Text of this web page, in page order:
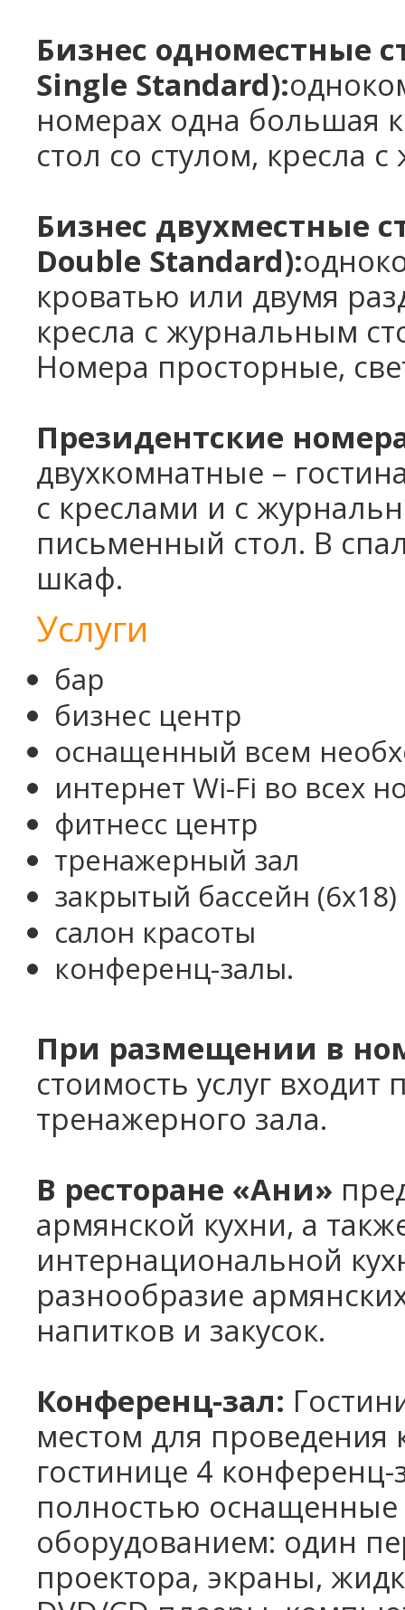
Бизнес одноместные
Single Standard):
номерах одна большая
стол со стулом, кресла
Бизнес двухместные
Double Standard):
кроватью или двумя
кресла с журнальным
Номера просторные,
Президентские
двухкомнатные –
с креслами и с
письменный стол. В
шкаф.
Услуги
бар
бизнес центр
оснащенный всем
интернет Wi-Fi во всех
фитнесс центр
тренажерный зал
закрытый бассейн (6x18)
салон красоты
конференц-залы.
При размещении в
стоимость услуг
тренажерного зала.
В ресторане «Ани»
армянской кухни, а
интернациональной
разнообразие
напитков и закусок.
Конференц-зал:
местом для
гостинице 4
полностью
оборудованием: один
проектора, экраны,